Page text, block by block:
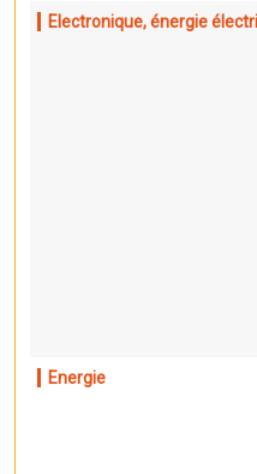
Electronique, énergie
Energie